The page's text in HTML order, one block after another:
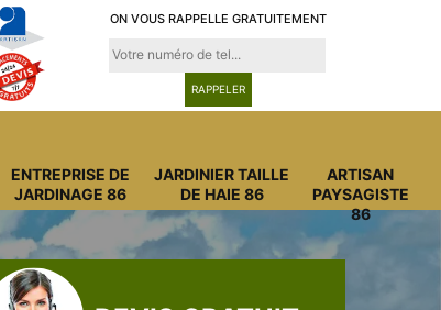
ON VOUS RAPPELLE GRATUITEMENT
ENTREPRISE DE
JARDINAGE 86
JARDINIER TAILLE
DE HAIE 86
ARTISAN
PAYSAGISTE
86